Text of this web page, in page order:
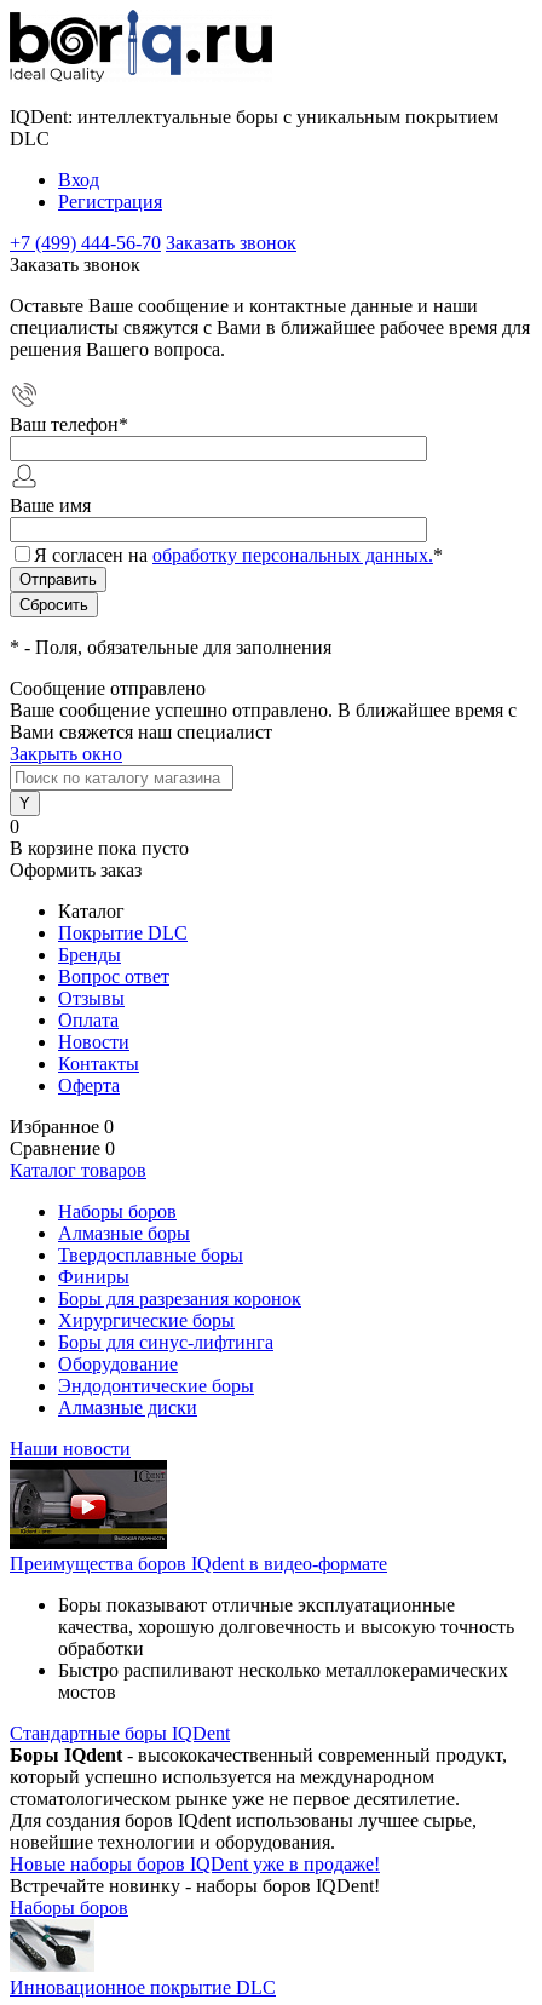
IQDent: интеллектуальные боры с уникальным покрытием
DLC
Вход
Регистрация
+7 (499) 444-56-70 Заказать звонок
Заказать звонок
Оставьте Ваше сообщение и контактные данные и наши
специалисты свяжутся с Вами в ближайшее рабочее время для
решения Вашего вопроса.
Ваш телефон*
Ваше имя
Я согласен на обработку персональных данных.*
* - Поля, обязательные для заполнения
Сообщение отправлено
Ваше сообщение успешно отправлено. В ближайшее время с
Вами свяжется наш специалист
Закрыть окно
0
В корзине пока пусто
Оформить заказ
Каталог
Покрытие DLC
Бренды
Вопрос ответ
Отзывы
Оплата
Новости
Контакты
Оферта
Избранное 0
Сравнение 0
Каталог товаров
Наборы боров
Алмазные боры
Твердосплавные боры
Финиры
Боры для разрезания коронок
Хирургические боры
Боры для синус-лифтинга
Оборудование
Эндодонтические боры
Алмазные диски
Наши новости
Преимущества боров IQdent в видео-формате
Боры показывают отличные эксплуатационные
качества, хорошую долговечность и высокую точность
обработки
Быстро распиливают несколько металлокерамических
мостов
Стандартные боры IQDent
Боры IQdent - высококачественный современный продукт,
который успешно используется на международном
стоматологическом рынке уже не первое десятилетие.
Для создания боров IQdent использованы лучшее сырье,
новейшие технологии и оборудования.
Новые наборы боров IQDent уже в продаже!
Встречайте новинку - наборы боров IQDent!
Наборы боров
Инновационное покрытие DLC